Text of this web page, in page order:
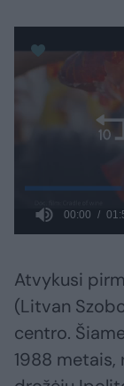
Atvykusi
(Litvan
centro.
1988